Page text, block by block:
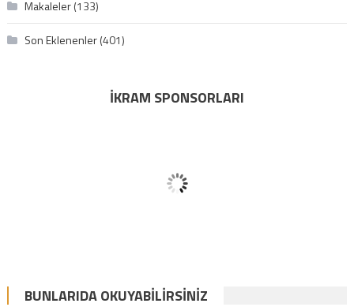
Makaleler(133)
Son Eklenenler(401)
İKRAM SPONSORLARI
BUNLARIDA OKUYABILIRSINIZ